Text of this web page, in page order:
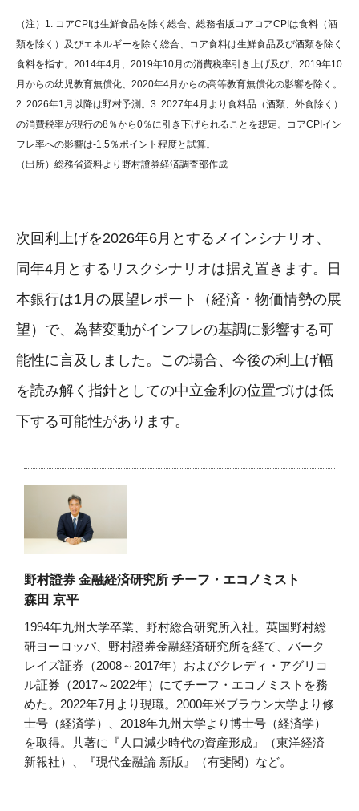
（注）1. コアCPIは生鮮食品を除く総合、総務省版コアコアCPIは食料（酒
類を除く）及びエネルギーを除く総合、コア食料は生鮮食品及び酒類を除く
食料を指す。2014年4月、2019年10月の消費税率引き上げ及び、2019年10
月からの幼児教育無償化、2020年4月からの高等教育無償化の影響を除く。
2. 2026年1月以降は野村予測。3. 2027年4月より食料品（酒類、外食除く）
の消費税率が現行の8％から0％に引き下げられることを想定。コアCPIイン
フレ率への影響は-1.5％ポイント程度と試算。
（出所）総務省資料より野村證券経済調査部作成
次回利上げを2026年6月とするメインシナリオ、
同年4月とするリスクシナリオは据え置きます。日
本銀行は1月の展望レポート（経済・物価情勢の展
望）で、為替変動がインフレの基調に影響する可
能性に言及しました。この場合、今後の利上げ幅
を読み解く指針としての中立金利の位置づけは低
下する可能性があります。
野村證券 金融経済研究所 チーフ・エコノミスト
森田 京平
1994年九州大学卒業、野村総合研究所入社。英国野村総
研ヨーロッパ、野村證券金融経済研究所を経て、バーク
レイズ証券（2008～2017年）およびクレディ・アグリコ
ル証券（2017～2022年）にてチーフ・エコノミストを務
めた。2022年7月より現職。2000年米ブラウン大学より修
士号（経済学）、2018年九州大学より博士号（経済学）
を取得。共著に『人口減少時代の資産形成』（東洋経済
新報社）、『現代金融論 新版』（有斐閣）など。